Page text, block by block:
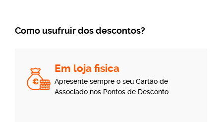
Como usufruir dos descontos?
Em loja fisica
Apresente sempre o seu Cartão de
Associado nos Pontos de Desconto